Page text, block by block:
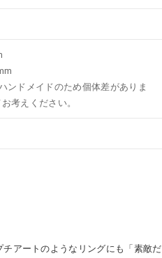
ンドメイドのため個体差がありま
考えください。
アートのようなリングにも「素敵だ